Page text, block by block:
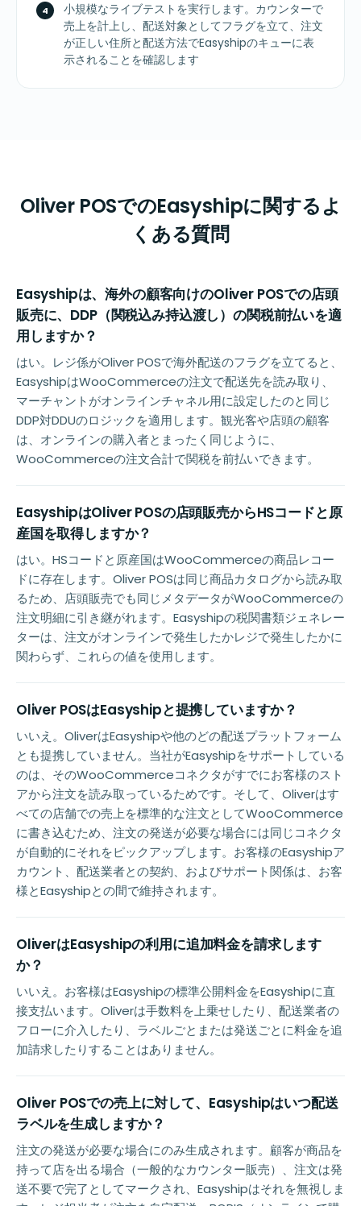
小規模なライブテストを実行します。カウンターで
売上を計上し、配送対象としてフラグを立て、注文
が正しい住所と配送方法でEasyshipのキューに表
示されることを確認します
Oliver POSでのEasyshipに関するよ
くある質問
Easyshipは、海外の顧客向けのOliver POSでの店頭
販売に、DDP（関税込み持込渡し）の関税前払いを適
用しますか？
はい。レジ係がOliver POSで海外配送のフラグを立てると、
EasyshipはWooCommerceの注文で配送先を読み取り、
マーチャントがオンラインチャネル用に設定したのと同じ
DDP対DDUのロジックを適用します。観光客や店頭の顧客
は、オンラインの購入者とまったく同じように、
WooCommerceの注文合計で関税を前払いできます。
EasyshipはOliver POSの店頭販売からHSコードと原
産国を取得しますか？
はい。HSコードと原産国はWooCommerceの商品レコー
ドに存在します。Oliver POSは同じ商品カタログから読み取
るため、店頭販売でも同じメタデータがWooCommerceの
注文明細に引き継がれます。Easyshipの税関書類ジェネレー
ターは、注文がオンラインで発生したかレジで発生したかに
関わらず、これらの値を使用します。
Oliver POSはEasyshipと提携していますか？
いいえ。OliverはEasyshipや他のどの配送プラットフォーム
とも提携していません。当社がEasyshipをサポートしている
のは、そのWooCommerceコネクタがすでにお客様のスト
アから注文を読み取っているためです。そして、Oliverはす
べての店舗での売上を標準的な注文としてWooCommerce
に書き込むため、注文の発送が必要な場合には同じコネクタ
が自動的にそれをピックアップします。お客様のEasyshipア
カウント、配送業者との契約、およびサポート関係は、お客
様とEasyshipとの間で維持されます。
OliverはEasyshipの利用に追加料金を請求します
か？
いいえ。お客様はEasyshipの標準公開料金をEasyshipに直
接支払います。Oliverは手数料を上乗せしたり、配送業者の
フローに介入したり、ラベルごとまたは発送ごとに料金を追
加請求したりすることはありません。
Oliver POSでの売上に対して、Easyshipはいつ配送
ラベルを生成しますか？
注文の発送が必要な場合にのみ生成されます。顧客が商品を
持って店を出る場合（一般的なカウンター販売）、注文は発
送不要で完了としてマークされ、Easyshipはそれを無視しま